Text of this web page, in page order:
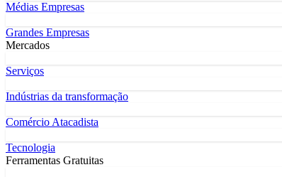
Médias Empresas
Grandes Empresas
Mercados
Serviços
Indústrias da transformação
Comércio Atacadista
Tecnologia
Ferramentas Gratuitas